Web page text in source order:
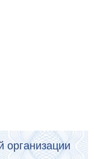
организации